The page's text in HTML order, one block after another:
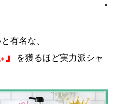
※
有名な、
※ 』
を獲るほど実力派シャ